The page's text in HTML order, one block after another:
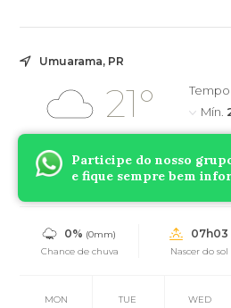
Participe do nosso
e fique sempre bem
Umuarama, PR
21°
Mín.
21°
Sensação
2.5km/
Vento
0% (0mm)
Chance de chuva
07h03
Nascer do sol
MON TUE WED